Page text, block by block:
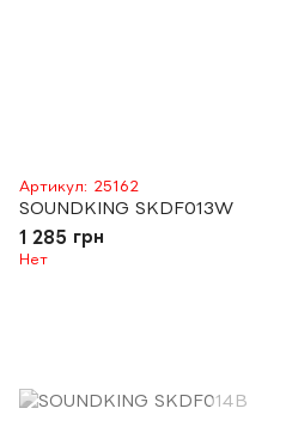
Артикул: 25162
SOUNDKING SKDF013W
1 285 грн
Нет